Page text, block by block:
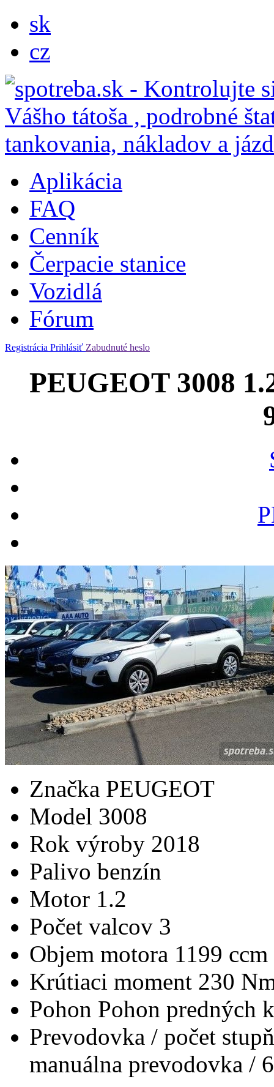
sk
cz
Aplikácia
FAQ
Cenník
Čerpacie stanice
Vozidlá
Fórum
Registrácia Prihlásiť Zabudnuté heslo
PEUGEOT 3008
Značka PEUGEOT
Model 3008
Rok výroby 2018
Palivo benzín
Motor 1.2
Počet valcov 3
Objem motora 1199 ccm
Krútiaci moment 230
Pohon Pohon predných
Prevodovka / počet
manuálna prevodovka / 6